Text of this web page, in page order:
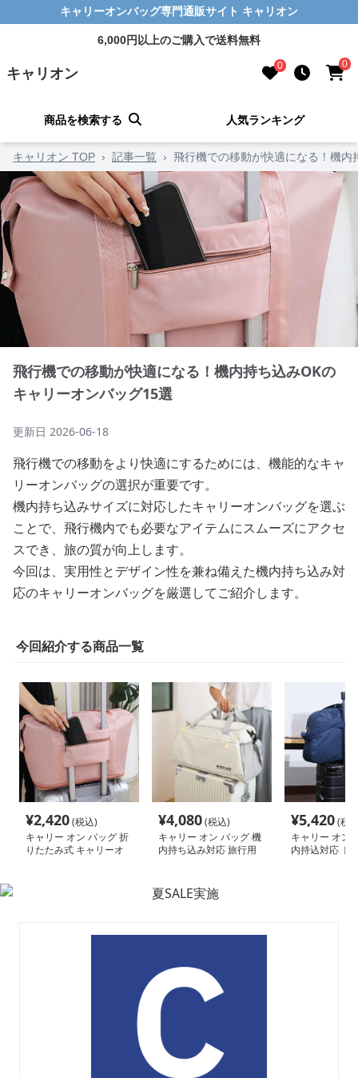
キャリーオンバッグ専門通販サイト キャリオン
6,000円以上のご購入で送料無料
キャリオン 0 0
商品を検索する 人気ランキング
キャリオン TOP › 記事一覧 › 飛行機での移動が快適になる！機
飛行機での移動が快適になる！機内持ち込みOKの
キャリーオンバッグ15選
更新日 2026-06-18
飛行機での移動をより快適にするためには、機能的なキャ
リーオンバッグの選択が重要です。
機内持ち込みサイズに対応したキャリーオンバッグを選ぶ
ことで、飛行機内でも必要なアイテムにスムーズにアクセ
スでき、旅の質が向上します。
今回は、実用性とデザイン性を兼ね備えた機内持ち込み対
応のキャリーオンバッグを厳選してご紹介します。
今回紹介する商品一覧
¥2,420(税込)
キャリー オン バッグ 折
りたたみ式 キャリーオ
¥4,080(税込)
キャリー オン バッグ 機
内持ち込み対応 旅行用
¥5,420(税
キャリー オン
内持込対応 ト